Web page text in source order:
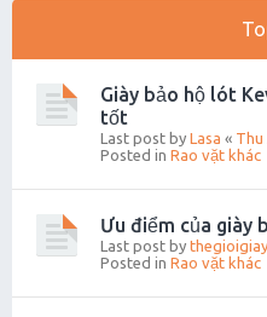
Giày bảo hộ lót
tốt
Last post by Lasa « Thu
Posted in Rao vặt khác
Ưu điểm của giày
Last post by thegioigiay
Posted in Rao vặt khác